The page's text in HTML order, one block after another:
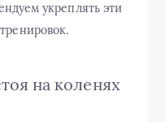
укреплять эти
на коленях